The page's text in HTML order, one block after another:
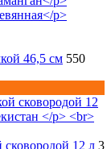
46,5 см 550
12 л 3